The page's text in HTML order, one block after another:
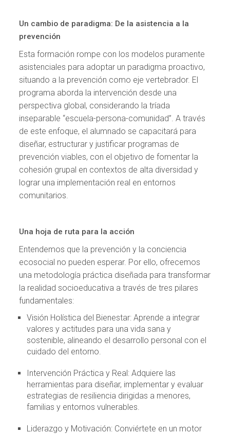
Un cambio de paradigma: De la asistencia a la
prevención
Esta formación rompe con los modelos puramente
asistenciales para adoptar un paradigma proactivo,
situando a la prevención como eje vertebrador. El
programa aborda la intervención desde una
perspectiva global, considerando la tríada
inseparable “escuela-persona-comunidad”. A través
de este enfoque, el alumnado se capacitará para
diseñar, estructurar y justificar programas de
prevención viables, con el objetivo de fomentar la
cohesión grupal en contextos de alta diversidad y
lograr una implementación real en entornos
comunitarios.
Una hoja de ruta para la acción
Entendemos que la prevención y la conciencia
ecosocial no pueden esperar. Por ello, ofrecemos
una metodología práctica diseñada para transformar
la realidad socioeducativa a través de tres pilares
fundamentales:
Visión Holística del Bienestar: Aprende a integrar
valores y actitudes para una vida sana y
sostenible, alineando el desarrollo personal con el
cuidado del entorno.
Intervención Práctica y Real: Adquiere las
herramientas para diseñar, implementar y evaluar
estrategias de resiliencia dirigidas a menores,
familias y entornos vulnerables.
Liderazgo y Motivación: Conviértete en un motor